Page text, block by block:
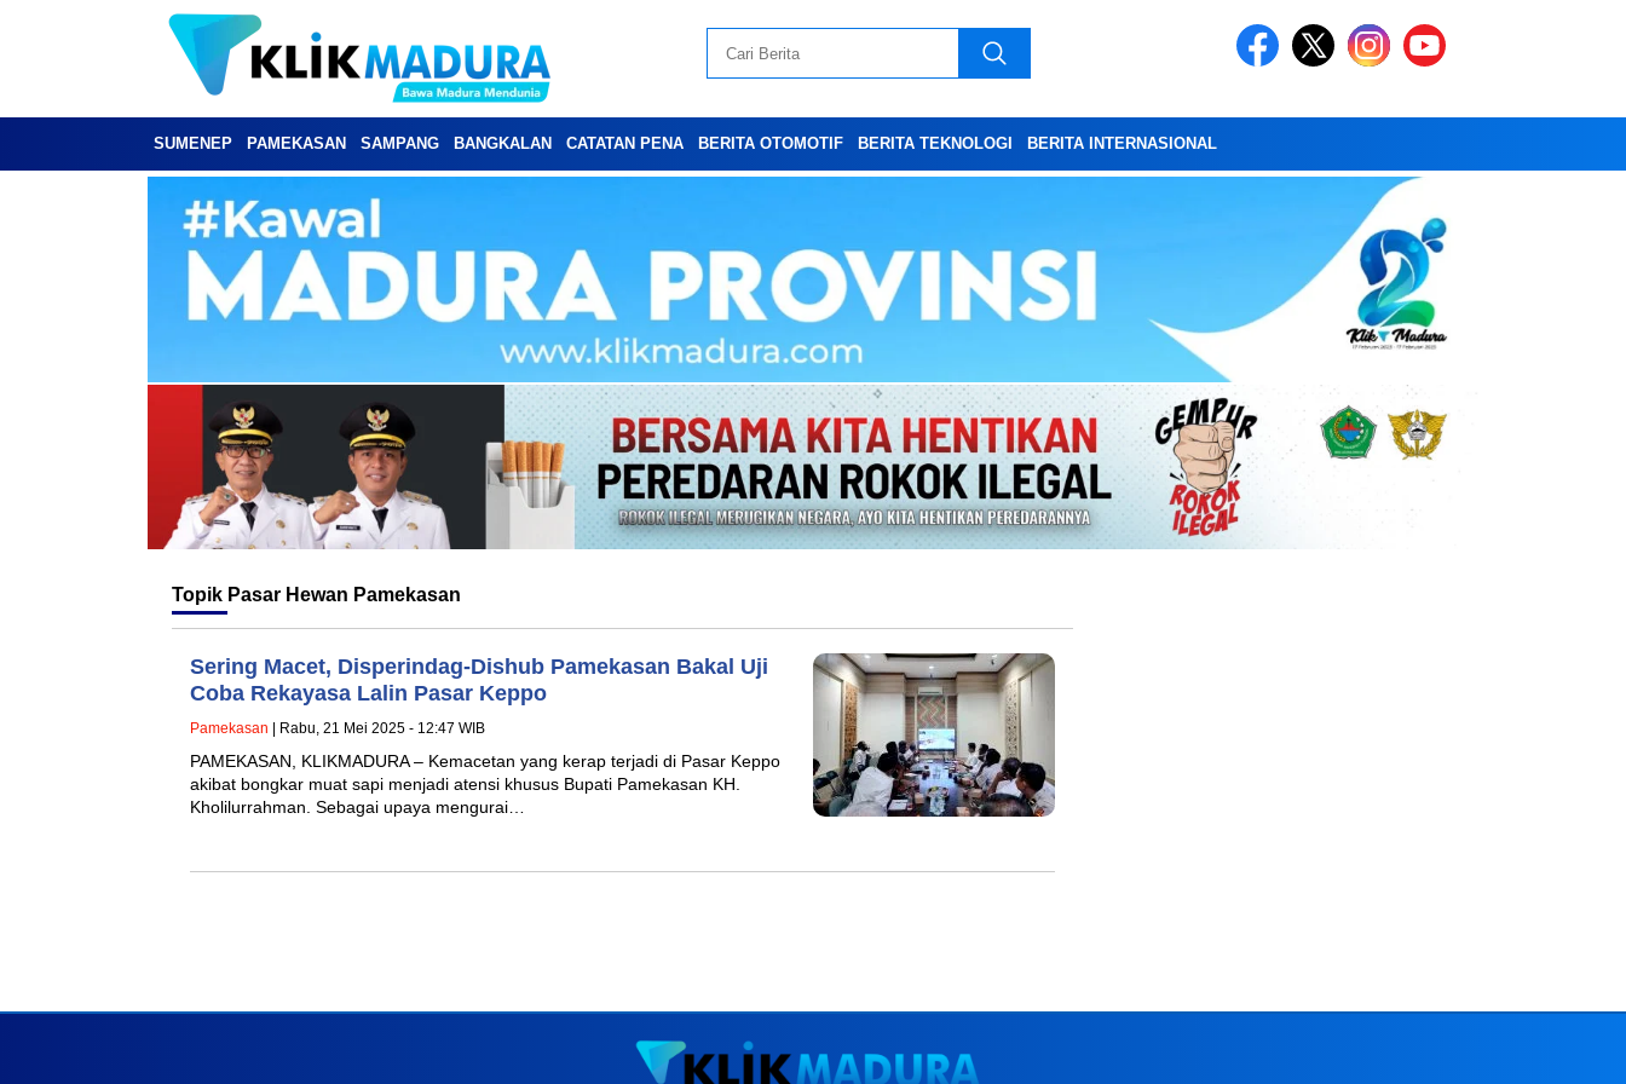
SUMENEP PAMEKASAN SAMPANG BANGKALAN CATATAN PENA BERITA OTOMOTIF BERITA TEKNOLOGI BERITA INTERNASIONAL
Topik Pasar Hewan Pamekasan
Sering Macet, Disperindag-Dishub Pamekasan Bakal Uji
Coba Rekayasa Lalin Pasar Keppo
Pamekasan | Rabu, 21 Mei 2025 - 12:47 WIB
PAMEKASAN, KLIKMADURA – Kemacetan yang kerap terjadi di Pasar Keppo
akibat bongkar muat sapi menjadi atensi khusus Bupati Pamekasan KH.
Kholilurrahman. Sebagai upaya mengurai…